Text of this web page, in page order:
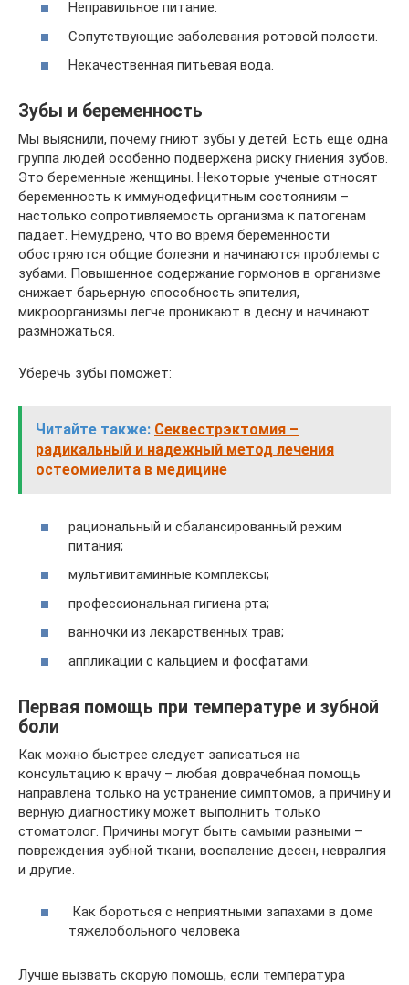
Неправильное питание.
Сопутствующие заболевания ротовой полости.
Некачественная питьевая вода.
Зубы и беременность
Мы выяснили, почему гниют зубы у детей. Есть еще одна
группа людей особенно подвержена риску гниения зубов.
Это беременные женщины. Некоторые ученые относят
беременность к иммунодефицитным состояниям –
настолько сопротивляемость организма к патогенам
падает. Немудрено, что во время беременности
обостряются общие болезни и начинаются проблемы с
зубами. Повышенное содержание гормонов в организме
снижает барьерную способность эпителия,
микроорганизмы легче проникают в десну и начинают
размножаться.
Уберечь зубы поможет:
Читайте также: Секвестрэктомия –
радикальный и надежный метод лечения
остеомиелита в медицине
рациональный и сбалансированный режим
питания;
мультивитаминные комплексы;
профессиональная гигиена рта;
ванночки из лекарственных трав;
аппликации с кальцием и фосфатами.
Первая помощь при температуре и зубной
боли
Как можно быстрее следует записаться на
консультацию к врачу – любая доврачебная помощь
направлена только на устранение симптомов, а причину и
верную диагностику может выполнить только
стоматолог. Причины могут быть самыми разными –
повреждения зубной ткани, воспаление десен, невралгия
и другие.
Как бороться с неприятными запахами в доме
тяжелобольного человека
Лучше вызвать скорую помощь, если температура